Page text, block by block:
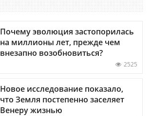
Почему эволюция застопорилась
на миллионы лет, прежде чем
внезапно возобновиться?
2525
Новое исследование показало,
что Земля постепенно заселяет
Венеру жизнью